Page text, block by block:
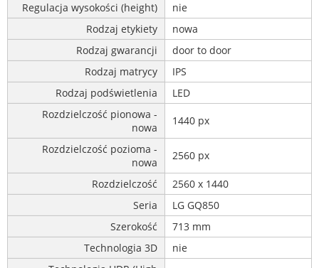
Regulacja wysokości (height)
nie
Rodzaj etykiety
nowa
Rodzaj gwarancji
door to door
Rodzaj matrycy
IPS
Rodzaj podświetlenia
LED
Rozdzielczość pionowa -
nowa
1440 px
Rozdzielczość pozioma -
nowa
2560 px
Rozdzielczość
2560 x 1440
Seria
LG GQ850
Szerokość
713 mm
Technologia 3D
nie